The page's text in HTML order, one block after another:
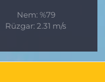
Nem: %79
Rüzgar: 2.31 m/s